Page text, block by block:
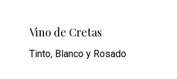
Vino de Cretas
Tinto, Blanco y Rosado